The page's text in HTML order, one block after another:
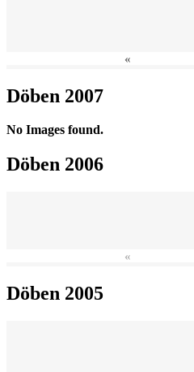
«
Döben 2007
No Images found.
Döben 2006
«
Döben 2005